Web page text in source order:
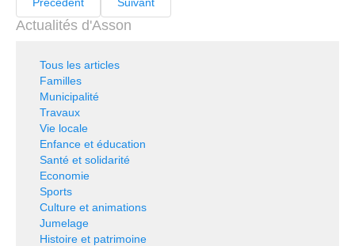
Actualités d'Asson
Tous les articles
Familles
Municipalité
Travaux
Vie locale
Enfance et éducation
Santé et solidarité
Economie
Sports
Culture et animations
Jumelage
Histoire et patrimoine